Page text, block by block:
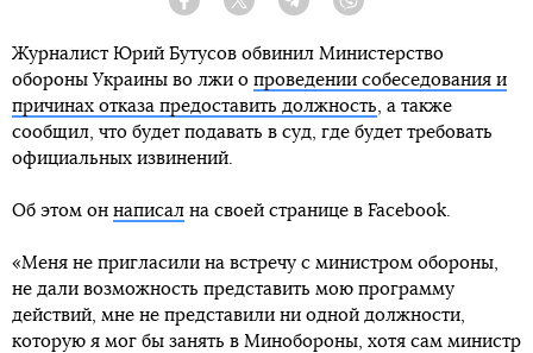
Facebook Twitter Telegram
Журналист Юрий Бутусов обвинил Министерство
обороны Украины во лжи о проведении собеседования и
причинах отказа предоставить должность, а также
сообщил, что будет подавать в суд, где будет требовать
официальных извинений.
Об этом он написал на своей странице в Facebook.
«Меня не пригласили на встречу с министром обороны,
не дали возможность представить мою программу
действий, мне не представили ни одной должности,
которую я мог бы занять в Минобороны, хотя сам министр